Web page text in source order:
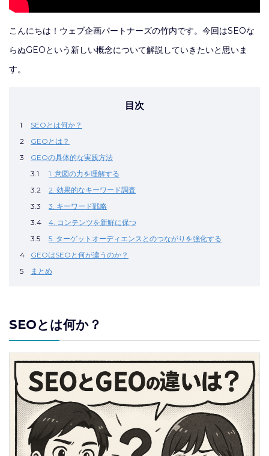
こんにちは！ウェブ企画パートナーズの竹内です。今回はSEOな
らぬGEOという新しい概念について解説していきたいと思いま
す。
目次
1
SEOとは何か？
2
GEOとは？
3
GEOの具体的な実践方法
3.1
1. 意図の力を理解する
3.2
2. 効果的なキーワード調査
3.3
3. キーワード戦略
3.4
4. コンテンツを新鮮に保つ
3.5
5. ターゲットオーディエンスとのつながりを強化する
4
GEOはSEOと何が違うのか？
5
まとめ
SEOとは何か？